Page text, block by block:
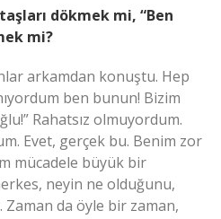
dökmek mi, “Ben
mi?
arkamdan konuştu. Hep
ben bunun! Bizim
Rahatsız olmuyordum.
Evet, gerçek bu. Benim zor
mücadele büyük bir
neyin ne olduğunu,
Zaman da öyle bir zaman,